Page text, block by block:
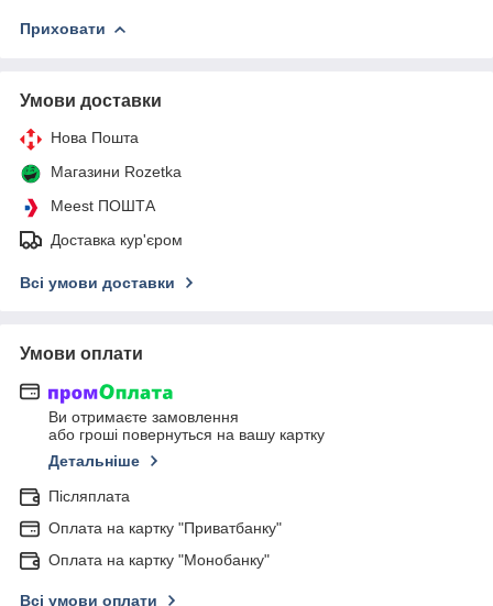
Приховати
Умови доставки
Нова Пошта
Магазини Rozetka
Meest ПОШТА
Доставка кур'єром
Всі умови доставки
Умови оплати
Ви отримаєте замовлення
або гроші повернуться на вашу картку
Детальніше
Післяплата
Оплата на картку "Приватбанку"
Оплата на картку "Монобанку"
Всі умови оплати